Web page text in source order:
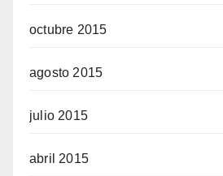
octubre 2015
agosto 2015
julio 2015
abril 2015